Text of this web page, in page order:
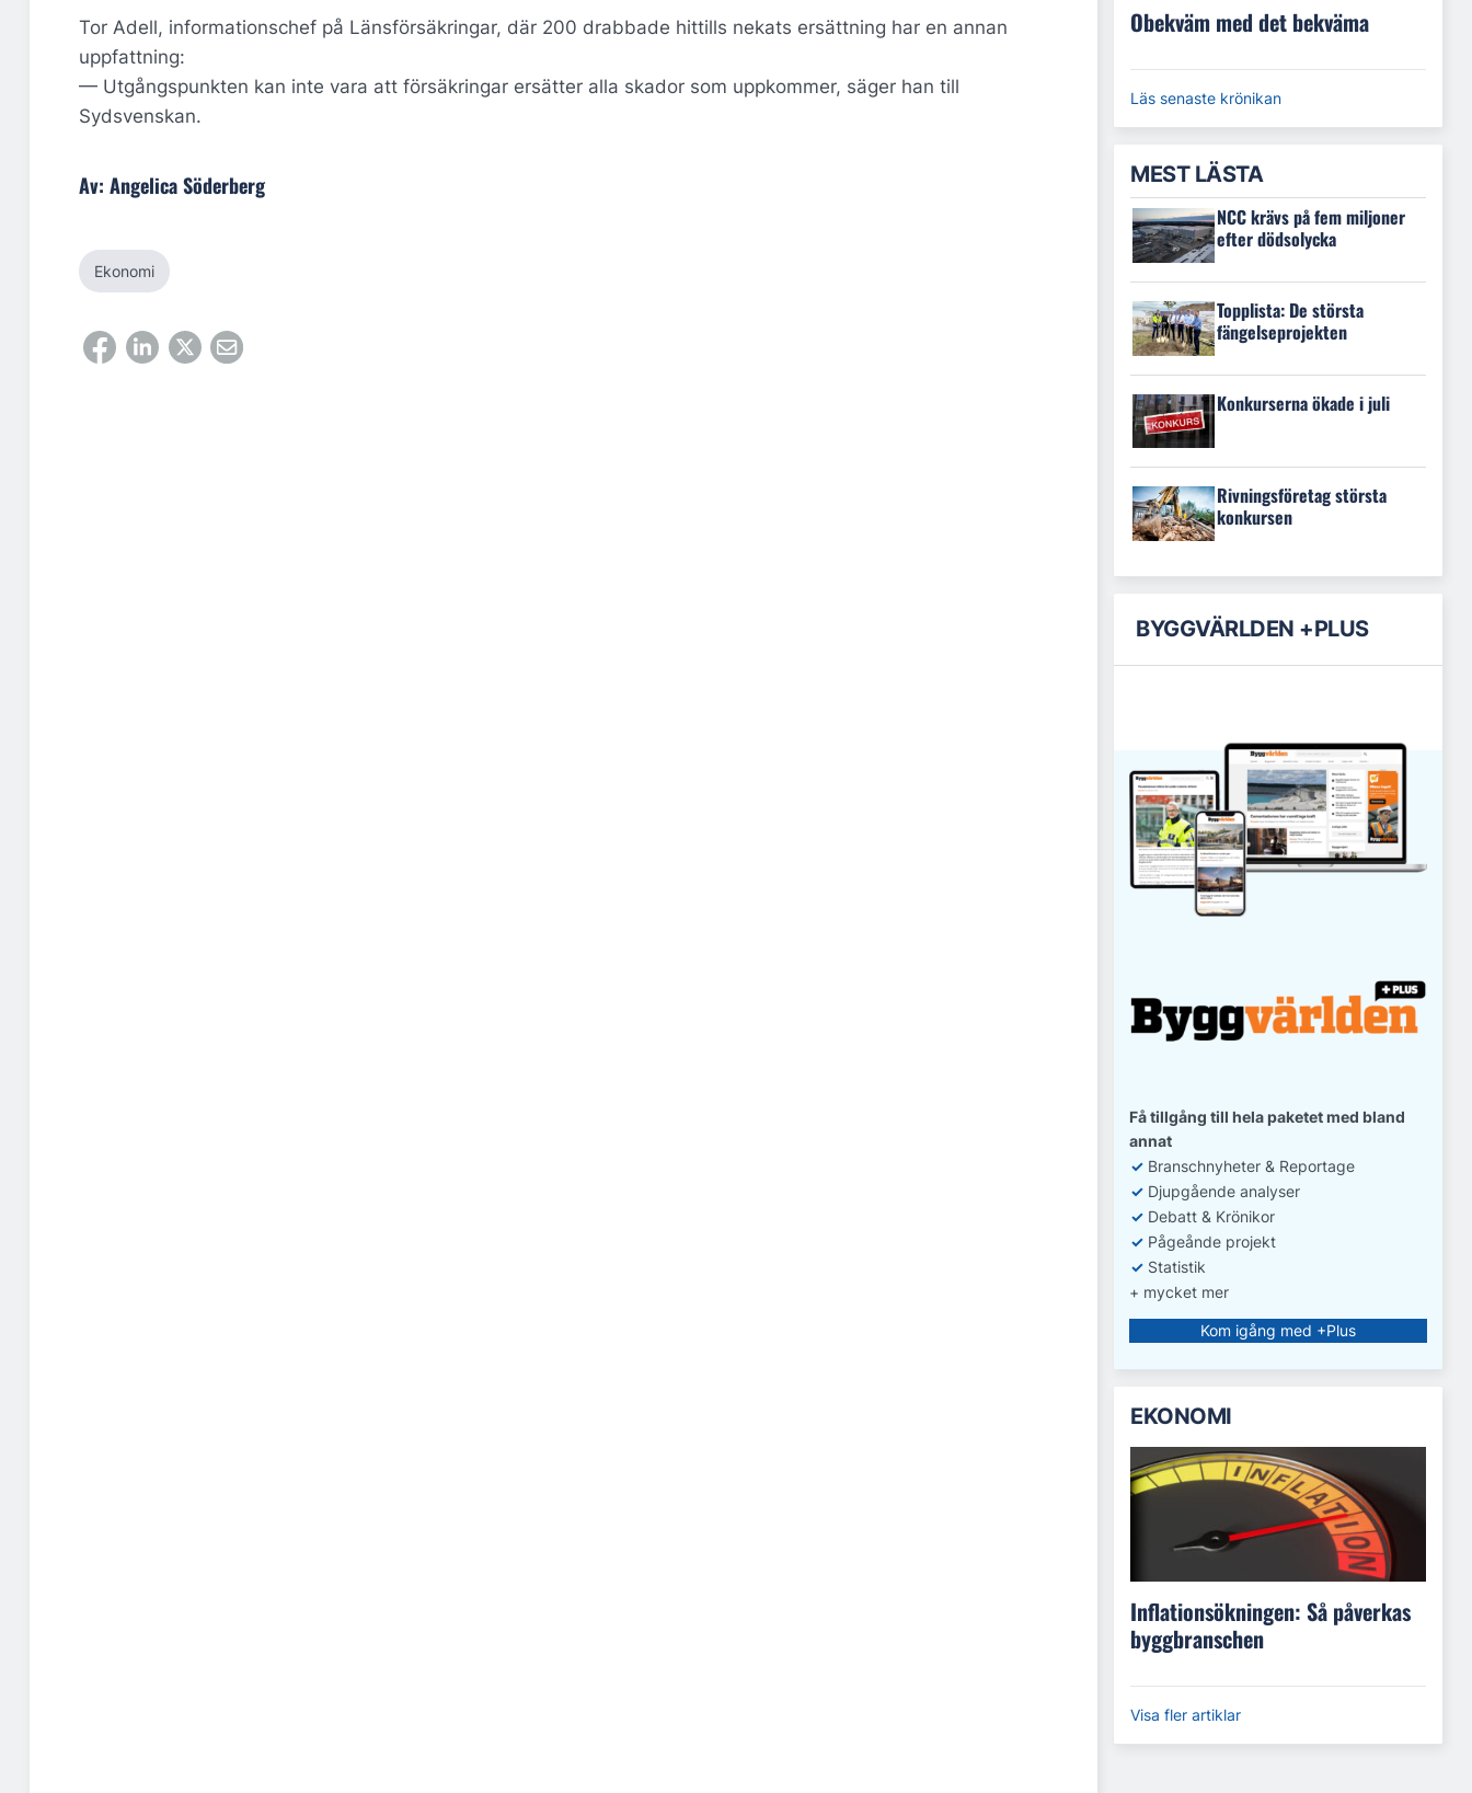
Tor Adell, informationschef på Länsförsäkringar, där 200 drabbade hittills nekats ersättning har en annan
uppfattning:
— Utgångspunkten kan inte vara att försäkringar ersätter alla skador som uppkommer, säger han till
Sydsvenskan.
Av: Angelica Söderberg
Ekonomi
Obekväm med det bekväma
Läs senaste krönikan
MEST LÄSTA
NCC krävs på fem miljoner
efter dödsolycka
Topplista: De största
fängelseprojekten
Konkurserna ökade i juli
Rivningsföretag största
konkursen
BYGGVÄRLDEN +PLUS
Få tillgång till hela paketet med bland
annat
✓ Branschnyheter & Reportage
✓ Djupgående analyser
✓ Debatt & Krönikor
✓ Pågeånde projekt
✓ Statistik
+ mycket mer
Kom igång med +Plus
EKONOMI
Inflationsökningen: Så påverkas
byggbranschen
Visa fler artiklar